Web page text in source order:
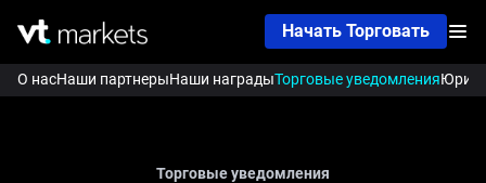
Начать Торговать
О насНаши партнерыНаши наградыТорговые уведомления
Торговые уведомления